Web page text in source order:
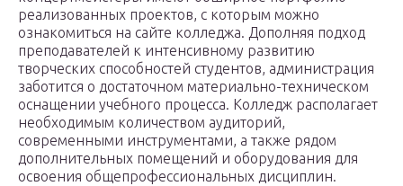
реализованных проектов, с которым можно
ознакомиться на сайте колледжа. Дополняя подход
преподавателей к интенсивному развитию
творческих способностей студентов, администрация
заботится о достаточном материально-техническом
оснащении учебного процесса. Колледж располагает
необходимым количеством аудиторий,
современными инструментами, а также рядом
дополнительных помещений и оборудования для
освоения общепрофессиональных дисциплин.